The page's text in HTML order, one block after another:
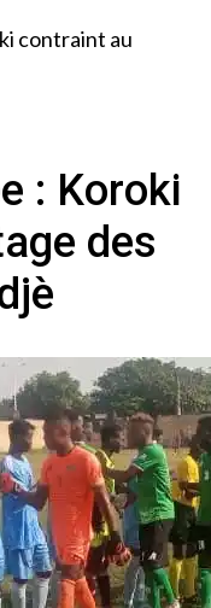
contraint au
: Koroki
des